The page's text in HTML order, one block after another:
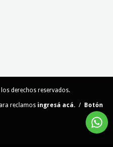
derechos reservados.
reclamos ingresá acá. / Botón